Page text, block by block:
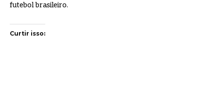
futebol brasileiro.
Curtir isso: